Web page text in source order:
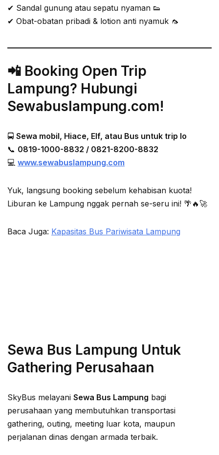
✔ Sandal gunung atau sepatu nyaman 👟
✔ Obat-obatan pribadi & lotion anti nyamuk 🦟
📲 Booking Open Trip
Lampung? Hubungi
Sewabuslampung.com!
🚍 Sewa mobil, Hiace, Elf, atau Bus untuk trip lo
📞 0819-1000-8832 / 0821-8200-8832
💻 www.sewabuslampung.com
Yuk, langsung booking sebelum kehabisan kuota!
Liburan ke Lampung nggak pernah se-seru ini! 🌴🔥🚀
Baca Juga: Kapasitas Bus Pariwisata Lampung
Sewa Bus Lampung Untuk
Gathering Perusahaan
SkyBus melayani Sewa Bus Lampung bagi
perusahaan yang membutuhkan transportasi
gathering, outing, meeting luar kota, maupun
perjalanan dinas dengan armada terbaik.